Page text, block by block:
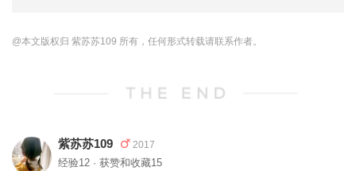
@本文版权归 紫苏苏109 所有，任何形式转载请联系作者。
紫苏苏109 2017
经验12 · 获赞和收藏15